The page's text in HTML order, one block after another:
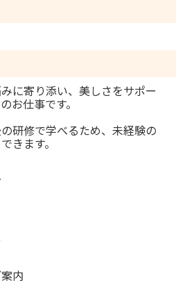
に寄り添い、美しさをサポー
お仕事です。
研修で学べるため、未経験の
きます。
内